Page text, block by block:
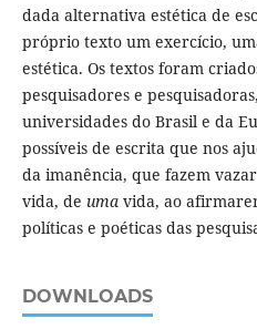
dada alternativa estética de
próprio texto um exercício,
estética. Os textos foram
pesquisadores e
universidades do Brasil e da
possíveis de escrita que nos
da imanência, que fazem
vida, de umavida, ao
políticas e poéticas das
DOWNLOADS